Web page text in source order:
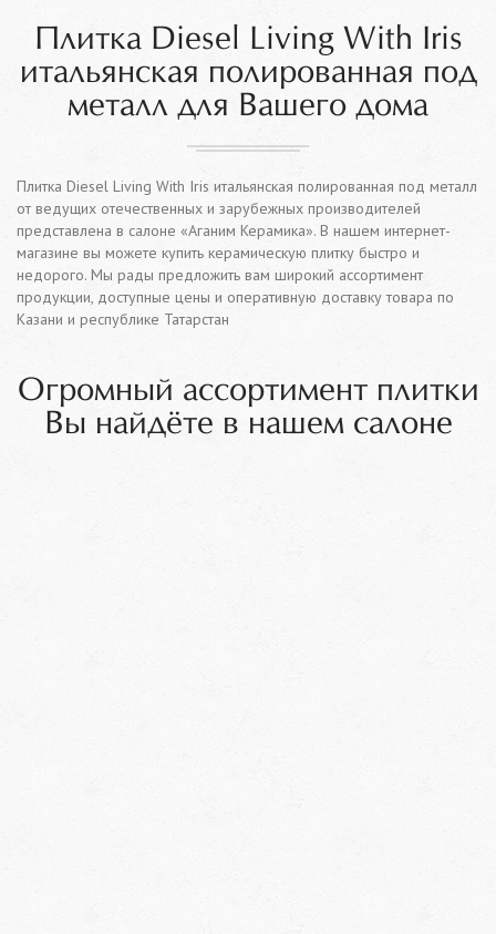
Плитка Diesel Living With Iris
итальянская полированная под
металл для Вашего дома
Плитка Diesel Living With Iris итальянская полированная под металл
от ведущих отечественных и зарубежных производителей
представлена в салоне «Аганим Керамика». В нашем интернет-
магазине вы можете купить керамическую плитку быстро и
недорого. Мы рады предложить вам широкий ассортимент
продукции, доступные цены и оперативную доставку товара по
Казани и республике Татарстан
Огромный ассортимент плитки
Вы найдёте в нашем салоне